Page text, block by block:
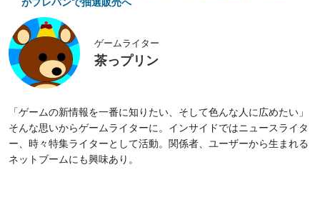
ゲームライター
茶っプリン
「ゲームの新情報を一番に知りたい、そして色んな人に広めたい」
そんな思いからゲームライターに。インサイドではニュースライタ
ー、時々特集ライターとして活動。関係者、ユーザーから生まれる
ネットブームにも興味あり。